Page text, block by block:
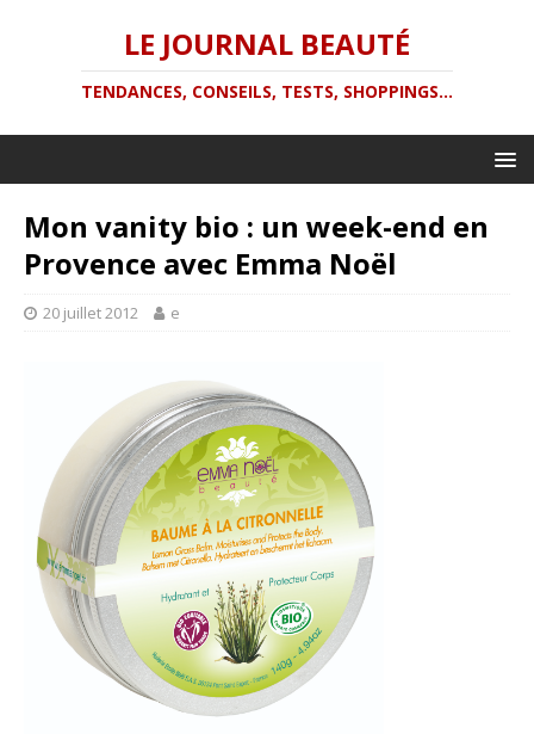
LE JOURNAL BEAUTÉ
TENDANCES, CONSEILS, TESTS, SHOPPINGS...
Mon vanity bio : un week-end en
Provence avec Emma Noël
20 juillet 2012 e